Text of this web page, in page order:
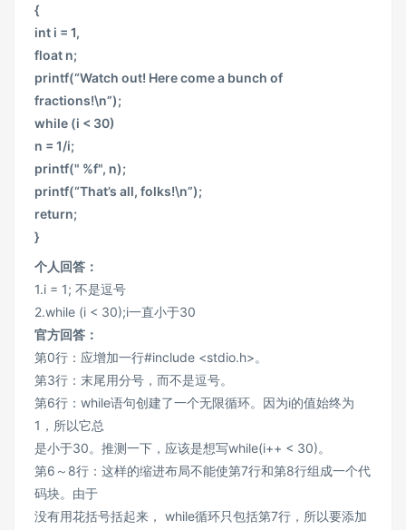
{
int i = 1,
float n;
printf(“Watch out! Here come a bunch of
fractions!\n”);
while (i < 30)
n = 1/i;
printf(" %f", n);
printf(“That’s all, folks!\n”);
return;
}
个人回答：
1.i = 1; 不是逗号
2.while (i < 30);i一直小于30
官方回答：
第0行：应增加一行#include <stdio.h>。
第3行：末尾用分号，而不是逗号。
第6行：while语句创建了一个无限循环。因为i的值始终为
1，所以它总
是小于30。推测一下，应该是想写while(i++ < 30)。
第6～8行：这样的缩进布局不能使第7行和第8行组成一个代
码块。由于
没有用花括号括起来， while循环只包括第7行，所以要添加